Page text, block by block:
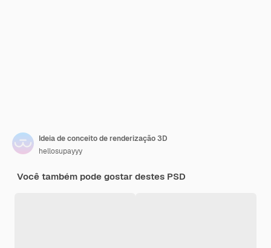
Ideia de conceito de renderização 3D
hellosupayyy
Você também pode gostar destes PSD